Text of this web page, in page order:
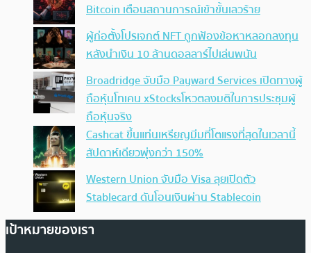
Bitcoin เตือนสถานการณ์เข้าขั้นเลวร้าย
ผู้ก่อตั้งโปรเจกต์ NFT ถูกฟ้องข้อหาหลอกลงทุน
หลังนำเงิน 10 ล้านดอลลาร์ไปเล่นพนัน
Broadridge จับมือ Payward Services เปิดทางผู้
ถือหุ้นโทเคน xStocksโหวตลงมติในการประชุมผู้
ถือหุ้นจริง
Cashcat ขึ้นแท่นเหรียญมีมที่โตแรงที่สุดในเวลานี้
สัปดาห์เดียวพุ่งกว่า 150%
Western Union จับมือ Visa ลุยเปิดตัว
Stablecard ดันโอนเงินผ่าน Stablecoin
เป้าหมายของเรา